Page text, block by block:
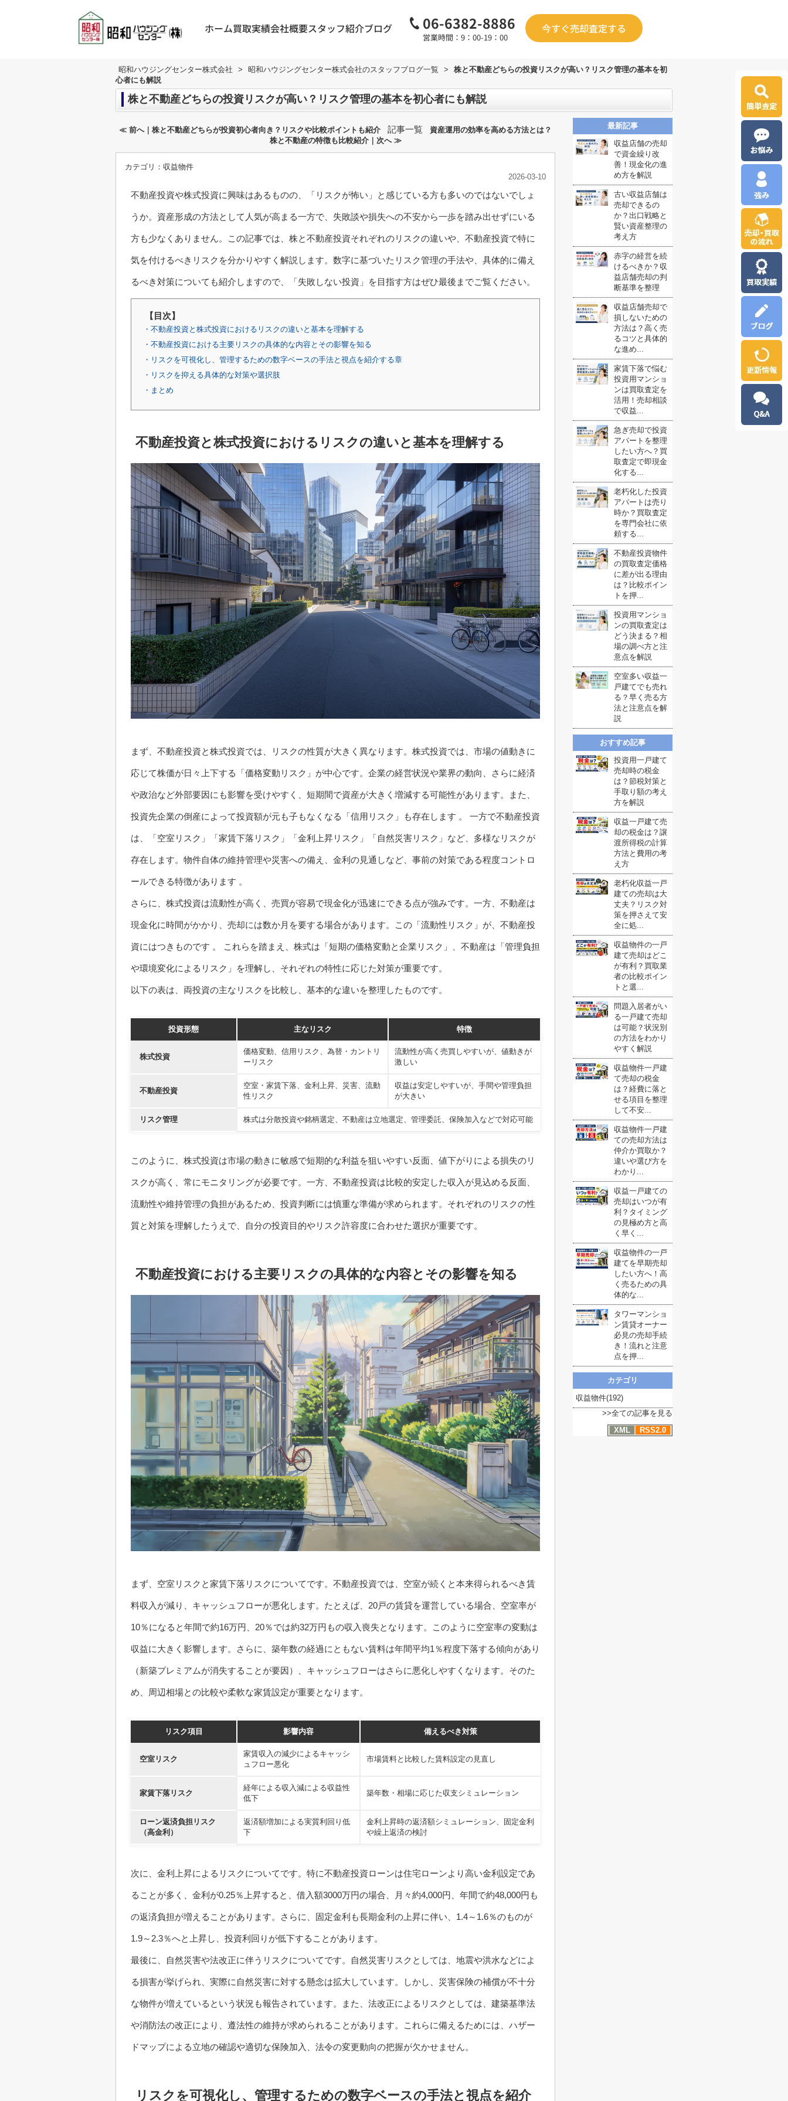
ホーム買取実績会社概要スタッフ紹介ブログ 06-6382-8886
営業時間：9：00-19：00
今すぐ売却査定する
昭和ハウジングセンター株式会社 > 昭和ハウジングセンター株式会社のスタッフブログ一覧 >
株と不動産どちらの投資リスクが高い？リスク管理の基本を初
心者にも解説
株と不動産どちらの投資リスクが高い？リスク管理の基本を初心者にも解説
≪ 前へ｜株と不動産どちらが投資初心者向き？リスクや比較ポイントも紹介 記事一覧
資産運用の効率を高める方法とは？
株と不動産の特徴も比較紹介｜次へ ≫
カテゴリ： 収益物件
2026-03-10
不動産投資や株式投資に興味はあるものの、「リスクが怖い」と感じている方も多いのではないでしょ
うか。資産形成の方法として人気が高まる一方で、失敗談や損失への不安から一歩を踏み出せずにいる
方も少なくありません。この記事では、株と不動産投資それぞれのリスクの違いや、不動産投資で特に
気を付けるべきリスクを分かりやすく解説します。数字に基づいたリスク管理の手法や、具体的に備え
るべき対策についても紹介しますので、「失敗しない投資」を目指す方はぜひ最後までご覧ください。
【目次】
・不動産投資と株式投資におけるリスクの違いと基本を理解する
・不動産投資における主要リスクの具体的な内容とその影響を知る
・リスクを可視化し、管理するための数字ベースの手法と視点を紹介する章
・リスクを抑える具体的な対策や選択肢
・まとめ
不動産投資と株式投資におけるリスクの違いと基本を理解する
まず、不動産投資と株式投資では、リスクの性質が大きく異なります。株式投資では、市場の値動きに
応じて株価が日々上下する「価格変動リスク」が中心です。企業の経営状況や業界の動向、さらに経済
や政治など外部要因にも影響を受けやすく、短期間で資産が大きく増減する可能性があります。また、
投資先企業の倒産によって投資額が元も子もなくなる「信用リスク」も存在します 。 一方で不動産投資
は、「空室リスク」「家賃下落リスク」「金利上昇リスク」「自然災害リスク」など、多様なリスクが
存在します。物件自体の維持管理や災害への備え、金利の見通しなど、事前の対策である程度コントロ
ールできる特徴があります 。
さらに、株式投資は流動性が高く、売買が容易で現金化が迅速にできる点が強みです。一方、不動産は
現金化に時間がかかり、売却には数か月を要する場合があります。この「流動性リスク」が、不動産投
資にはつきものです 。 これらを踏まえ、株式は「短期の価格変動と企業リスク」、不動産は「管理負担
や環境変化によるリスク」を理解し、それぞれの特性に応じた対策が重要です。
以下の表は、両投資の主なリスクを比較し、基本的な違いを整理したものです。
投資形態 主なリスク 特徴
株式投資
価格変動、信用リスク、為替・カントリ
ーリスク
流動性が高く売買しやすいが、値動きが
激しい
不動産投資
空室・家賃下落、金利上昇、災害、流動
性リスク
収益は安定しやすいが、手間や管理負担
が大きい
リスク管理 株式は分散投資や銘柄選定、不動産は立地選定、管理委託、保険加入などで対応可能
このように、株式投資は市場の動きに敏感で短期的な利益を狙いやすい反面、値下がりによる損失のリ
スクが高く、常にモニタリングが必要です。一方、不動産投資は比較的安定した収入が見込める反面、
流動性や維持管理の負担があるため、投資判断には慎重な準備が求められます。それぞれのリスクの性
質と対策を理解したうえで、自分の投資目的やリスク許容度に合わせた選択が重要です。
不動産投資における主要リスクの具体的な内容とその影響を知る
まず、空室リスクと家賃下落リスクについてです。不動産投資では、空室が続くと本来得られるべき賃
料収入が減り、キャッシュフローが悪化します。たとえば、20戸の賃貸を運営している場合、空室率が
10％になると年間で約16万円、20％では約32万円もの収入喪失となります。このように空室率の変動は
収益に大きく影響します。さらに、築年数の経過にともない賃料は年間平均1％程度下落する傾向があり
（新築プレミアムが消失することが要因）、キャッシュフローはさらに悪化しやすくなります。そのた
め、周辺相場との比較や柔軟な家賃設定が重要となります。
リスク項目 影響内容 備えるべき対策
空室リスク
家賃収入の減少によるキャッシ
ュフロー悪化
市場賃料と比較した賃料設定の見直し
家賃下落リスク
経年による収入減による収益性
低下
築年数・相場に応じた収支シミュレーション
ローン返済負担リスク
（高金利）
返済額増加による実質利回り低
下
金利上昇時の返済額シミュレーション、固定金利
や繰上返済の検討
次に、金利上昇によるリスクについてです。特に不動産投資ローンは住宅ローンより高い金利設定であ
ることが多く、金利が0.25％上昇すると、借入額3000万円の場合、月々約4,000円、年間で約48,000円も
の返済負担が増えることがあります。さらに、固定金利も長期金利の上昇に伴い、1.4～1.6％のものが
1.9～2.3％へと上昇し、投資利回りが低下することがあります。
最後に、自然災害や法改正に伴うリスクについてです。自然災害リスクとしては、地震や洪水などによ
る損害が挙げられ、実際に自然災害に対する懸念は拡大しています。しかし、災害保険の補償が不十分
な物件が増えているという状況も報告されています。また、法改正によるリスクとしては、建築基準法
や消防法の改正により、遵法性の維持が求められることがあります。これらに備えるためには、ハザー
ドマップによる立地の確認や適切な保険加入、法令の変更動向の把握が欠かせません。
リスクを可視化し、管理するための数字ベースの手法と視点を紹介
最新記事
収益店舗の売却
で資金繰り改
善！現金化の進
め方を解説
古い収益店舗は
売却できるの
か？出口戦略と
賢い資産整理の
考え方
赤字の経営を続
けるべきか？収
益店舗売却の判
断基準を整理
収益店舗売却で
損しないための
方法は？高く売
るコツと具体的
な進め...
家賃下落で悩む
投資用マンショ
ンは買取査定を
活用！売却相談
で収益...
急ぎ売却で投資
アパートを整理
したい方へ？買
取査定で即現金
化する...
老朽化した投資
アパートは売り
時か？買取査定
を専門会社に依
頼する...
不動産投資物件
の買取査定価格
に差が出る理由
は？比較ポイン
トを押...
投資用マンショ
ンの買取査定は
どう決まる？相
場の調べ方と注
意点を解説
空室多い収益一
戸建てでも売れ
る？早く売る方
法と注意点を解
説
おすすめ記事
投資用一戸建て
売却時の税金
は？節税対策と
手取り額の考え
方を解説
収益一戸建て売
却の税金は？譲
渡所得税の計算
方法と費用の考
え方
老朽化収益一戸
建ての売却は大
丈夫？リスク対
策を押さえて安
全に処...
収益物件の一戸
建て売却はどこ
が有利？買取業
者の比較ポイン
トと選...
問題入居者がい
る一戸建て売却
は可能？状況別
の方法をわかり
やすく解説
収益物件一戸建
て売却の税金
は？経費に落と
せる項目を整理
して不安...
収益物件一戸建
ての売却方法は
仲介か買取か？
違いや選び方を
わかり...
収益一戸建ての
売却はいつが有
利？タイミング
の見極め方と高
く早く...
収益物件の一戸
建てを早期売却
したい方へ！高
く売るための具
体的な...
タワーマンショ
ン賃貸オーナー
必見の売却手続
き！流れと注意
点を押...
カテゴリ
収益物件(192)
>>全ての記事を見る
XML
RSS2.0